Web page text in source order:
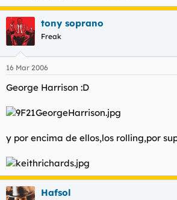
tony soprano
Freak
16 Mar 2006
George Harrison :D
y por encima de ellos,los rolling,por
Hafsol